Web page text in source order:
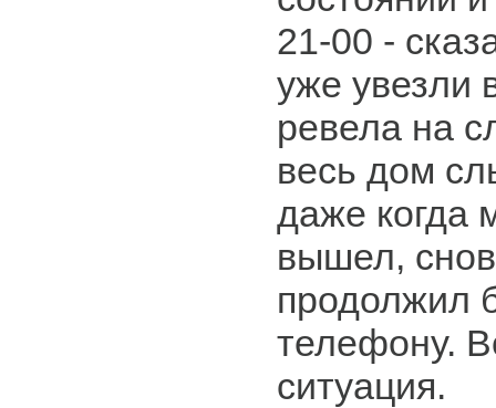
21-00 -
уже увезли
ревела на
весь дом
даже когда
вышел,
продолжил
телефону.
ситуация.